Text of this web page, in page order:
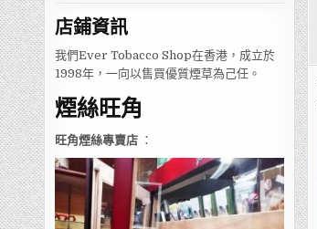
店鋪資訊
我們Ever Tobacco Shop在香港，成立於
1998年，一向以售買優質煙草為己任。
煙絲旺角
旺角煙絲專賣店 ：